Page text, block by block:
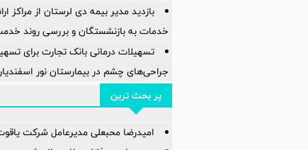
بازدید مدیر بیمه دی لرستان از مراکز
خدمات به بازنشستگان و بررسی روند
تسهیلات درمانی بانک تجارت برای
جراحی‌های چشم در بیمارستان نور اسفندیار
پر بحث ترین
امیدرضا محبعلی مدیرعامل شرکت